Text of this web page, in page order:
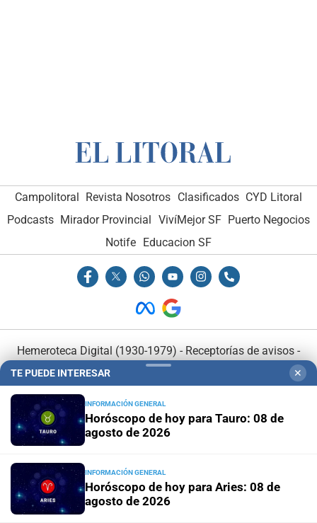
Campolitoral Revista Nosotros Clasificados CYD Litoral
Podcasts Mirador Provincial VivíMejor SF Puerto Negocios
Notife Educacion SF
Hemeroteca Digital (1930-1979) - Receptorías de avisos -
Administración y Publicidad-Elementos institucionales-
Opcionales con El Litoral-MediaKit
El Litoral es miembro de:
TE PUEDE INTERESAR ✕
INFORMACIÓN GENERAL
Horóscopo de hoy para Tauro: 08 de
agosto de 2026
INFORMACIÓN GENERAL
Horóscopo de hoy para Aries: 08 de
agosto de 2026